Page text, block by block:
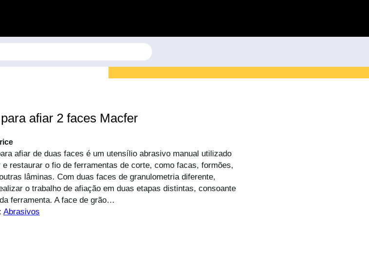
afiar 2 faces Macfer
afiar de duas faces é um utensílio abrasivo manual utilizado
e restaurar o fio de ferramentas de corte, como facas, formões,
lâminas. Com duas faces de granulometria diferente,
o trabalho de afiação em duas etapas distintas, consoante
ferramenta. A face de grão…
Abrasivos